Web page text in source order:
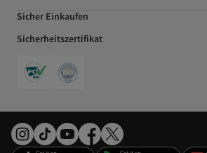
Sicher Einkaufen
Sicherheitszertifikat